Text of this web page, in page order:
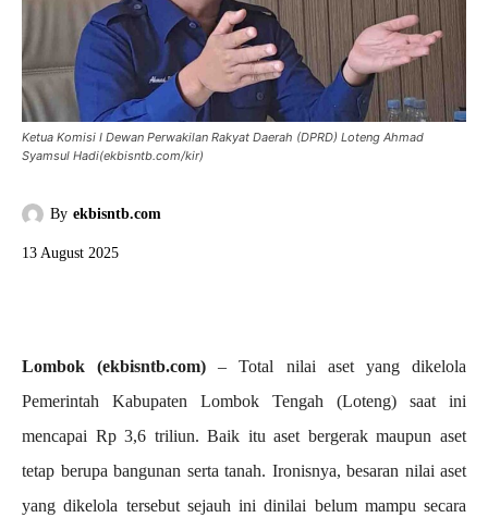
Ketua Komisi I Dewan Perwakilan Rakyat Daerah (DPRD) Loteng Ahmad
Syamsul Hadi(ekbisntb.com/kir)
By ekbisntb.com
13 August 2025
Lombok (ekbisntb.com) – Total nilai aset yang dikelola
Pemerintah Kabupaten Lombok Tengah (Loteng) saat ini
mencapai Rp 3,6 triliun. Baik itu aset bergerak maupun aset
tetap berupa bangunan serta tanah. Ironisnya, besaran nilai aset
yang dikelola tersebut sejauh ini dinilai belum mampu secara